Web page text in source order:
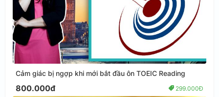
Cảm giác bị ngợp khi mới bắt đầu ôn TOEIC Reading
800.000đ 299.000Đ